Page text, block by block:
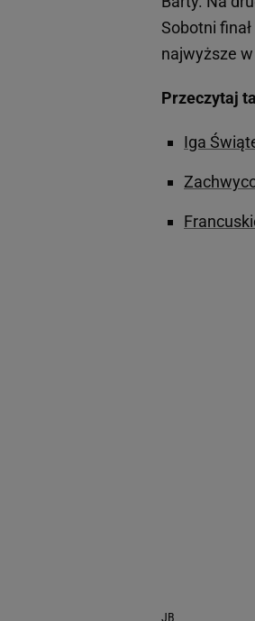
Sobotni
najwyższe
Przeczytaj
Iga
JB